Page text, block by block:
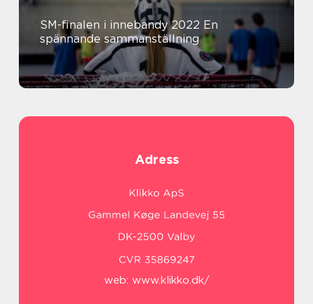
SM-finalen i innebandy 2022 En
spännande sammanställning
Adress
web: www.klikko.dk/